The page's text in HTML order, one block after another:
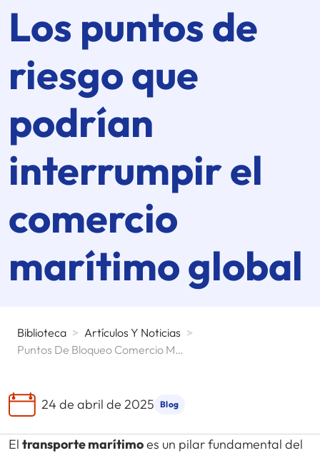
Los puntos de
riesgo que
podrían
interrumpir el
comercio
marítimo global
Biblioteca > Artículos Y Noticias >
Puntos De Bloqueo Comercio Mundial
24 de abril de 2025 Blog
El transporte marítimoes un pilar fundamental del